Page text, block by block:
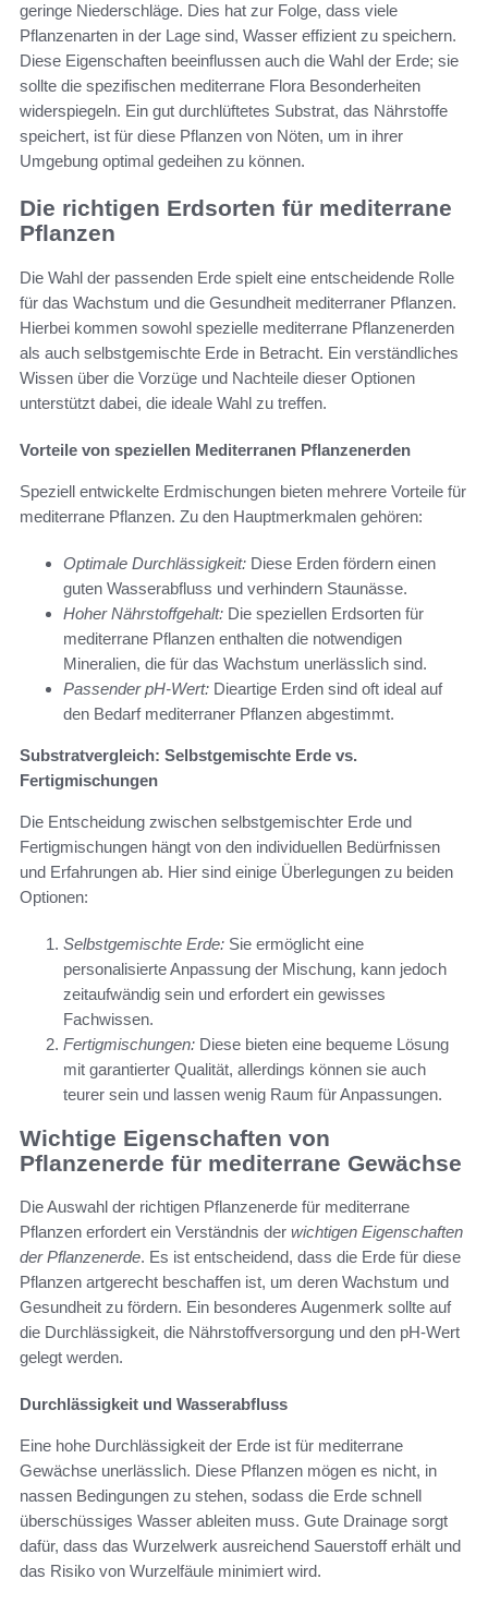
geringe Niederschläge. Dies hat zur Folge, dass viele
Pflanzenarten in der Lage sind, Wasser effizient zu speichern.
Diese Eigenschaften beeinflussen auch die Wahl der Erde; sie
sollte die spezifischen mediterrane Flora Besonderheiten
widerspiegeln. Ein gut durchlüftetes Substrat, das Nährstoffe
speichert, ist für diese Pflanzen von Nöten, um in ihrer
Umgebung optimal gedeihen zu können.
Die richtigen Erdsorten für mediterrane
Pflanzen
Die Wahl der passenden Erde spielt eine entscheidende Rolle
für das Wachstum und die Gesundheit mediterraner Pflanzen.
Hierbei kommen sowohl spezielle mediterrane Pflanzenerden
als auch selbstgemischte Erde in Betracht. Ein verständliches
Wissen über die Vorzüge und Nachteile dieser Optionen
unterstützt dabei, die ideale Wahl zu treffen.
Vorteile von speziellen Mediterranen Pflanzenerden
Speziell entwickelte Erdmischungen bieten mehrere Vorteile für
mediterrane Pflanzen. Zu den Hauptmerkmalen gehören:
Optimale Durchlässigkeit: Diese Erden fördern einen
guten Wasserabfluss und verhindern Staunässe.
Hoher Nährstoffgehalt: Die speziellen Erdsorten für
mediterrane Pflanzen enthalten die notwendigen
Mineralien, die für das Wachstum unerlässlich sind.
Passender pH-Wert: Dieartige Erden sind oft ideal auf
den Bedarf mediterraner Pflanzen abgestimmt.
Substratvergleich: Selbstgemischte Erde vs.
Fertigmischungen
Die Entscheidung zwischen selbstgemischter Erde und
Fertigmischungen hängt von den individuellen Bedürfnissen
und Erfahrungen ab. Hier sind einige Überlegungen zu beiden
Optionen:
Selbstgemischte Erde: Sie ermöglicht eine
personalisierte Anpassung der Mischung, kann jedoch
zeitaufwändig sein und erfordert ein gewisses
Fachwissen.
Fertigmischungen: Diese bieten eine bequeme Lösung
mit garantierter Qualität, allerdings können sie auch
teurer sein und lassen wenig Raum für Anpassungen.
Wichtige Eigenschaften von
Pflanzenerde für mediterrane Gewächse
Die Auswahl der richtigen Pflanzenerde für mediterrane
Pflanzen erfordert ein Verständnis der wichtigen Eigenschaften
der Pflanzenerde. Es ist entscheidend, dass die Erde für diese
Pflanzen artgerecht beschaffen ist, um deren Wachstum und
Gesundheit zu fördern. Ein besonderes Augenmerk sollte auf
die Durchlässigkeit, die Nährstoffversorgung und den pH-Wert
gelegt werden.
Durchlässigkeit und Wasserabfluss
Eine hohe Durchlässigkeit der Erde ist für mediterrane
Gewächse unerlässlich. Diese Pflanzen mögen es nicht, in
nassen Bedingungen zu stehen, sodass die Erde schnell
überschüssiges Wasser ableiten muss. Gute Drainage sorgt
dafür, dass das Wurzelwerk ausreichend Sauerstoff erhält und
das Risiko von Wurzelfäule minimiert wird.